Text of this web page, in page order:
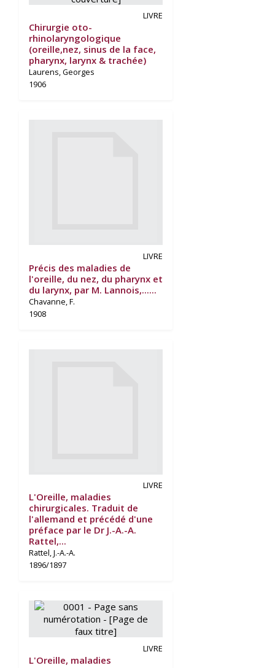
LIVRE
Chirurgie oto-
rhinolaryngologique
(oreille,nez, sinus de la face,
pharynx, larynx & trachée)
Laurens, Georges
1906
LIVRE
Précis des maladies de
l'oreille, du nez, du pharynx et
du larynx, par M. Lannois,......
Chavanne, F.
1908
LIVRE
L'Oreille, maladies
chirurgicales. Traduit de
l'allemand et précédé d'une
préface par le Dr J.-A.-A.
Rattel,...
Rattel, J.-A.-A.
1896/1897
LIVRE
L'Oreille, maladies